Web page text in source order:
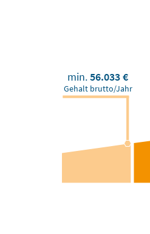
min.56.033 €
Gehalt brutto/Jahr